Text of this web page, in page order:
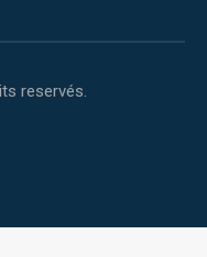
reservés.